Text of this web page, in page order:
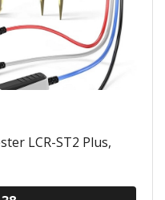
LCR-ST2 Plus,